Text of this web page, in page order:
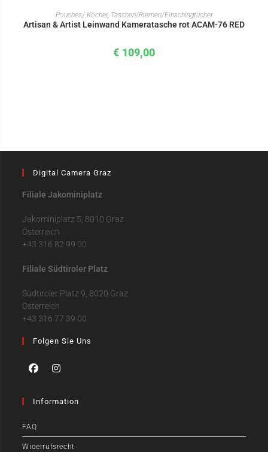
IN DEN WARENKORB
Pouches/ Köcher, Taschen/Riemen/Einschlagtücher
Artisan & Artist Leinwand Kameratasche rot ACAM-76 RED
€ 109,00
Digital Camera Graz
Filiale Jakominiplatz
Jakominiplatz 5, 8010 Graz
Österreich
+43 316 82 99 00
Filiale Südtiroler Platz
Südtiroler Platz 9, 8020 Graz
Österreich
+43 316 77 39 00
Folgen Sie Uns
Information
FAQ
Widerrufsrecht